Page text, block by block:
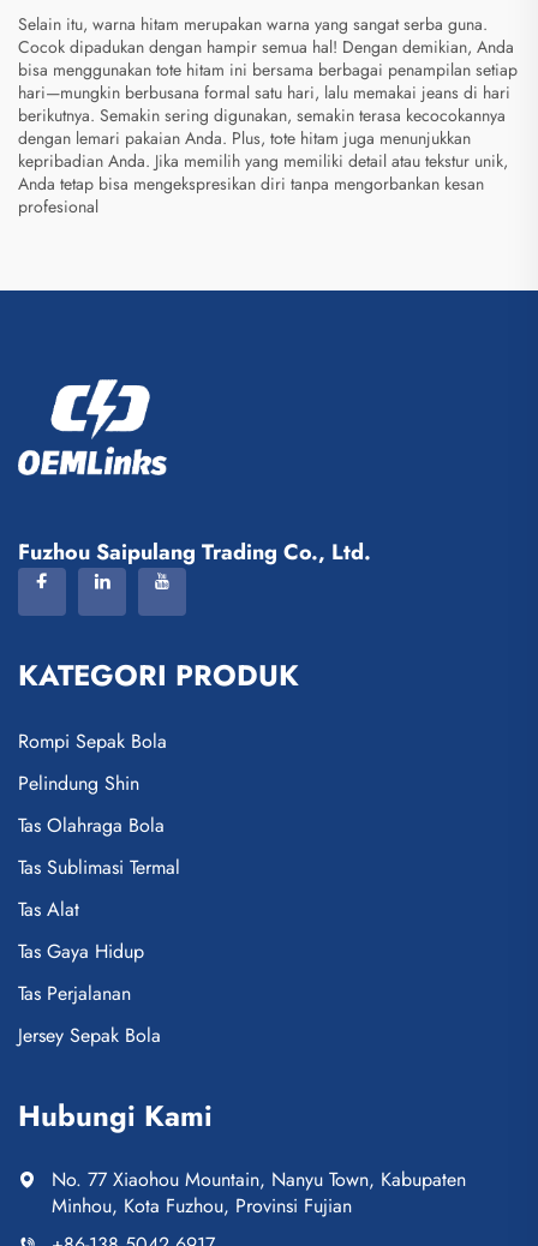
Selain itu, warna hitam merupakan warna yang sangat serba guna.
Cocok dipadukan dengan hampir semua hal! Dengan demikian, Anda
bisa menggunakan tote hitam ini bersama berbagai penampilan setiap
hari—mungkin berbusana formal satu hari, lalu memakai jeans di hari
berikutnya. Semakin sering digunakan, semakin terasa kecocokannya
dengan lemari pakaian Anda. Plus, tote hitam juga menunjukkan
kepribadian Anda. Jika memilih yang memiliki detail atau tekstur unik,
Anda tetap bisa mengekspresikan diri tanpa mengorbankan kesan
profesional
Fuzhou Saipulang Trading Co., Ltd.
KATEGORI PRODUK
Rompi Sepak Bola
Pelindung Shin
Tas Olahraga Bola
Tas Sublimasi Termal
Tas Alat
Tas Gaya Hidup
Tas Perjalanan
Jersey Sepak Bola
Hubungi Kami
No. 77 Xiaohou Mountain, Nanyu Town, Kabupaten
Minhou, Kota Fuzhou, Provinsi Fujian